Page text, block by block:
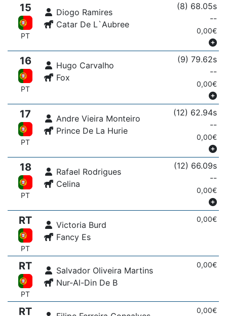
15
PT
Diogo Ramires
Catar De L`Aubree
(8) 68.05s
--
0,00€
16
PT
Hugo Carvalho
Fox
(9) 79.62s
--
0,00€
17
PT
Andre Vieira Monteiro
Prince De La Hurie
(12) 62.94s
--
0,00€
18
PT
Rafael Rodrigues
Celina
(12) 66.09s
--
0,00€
RT
PT
Victoria Burd
Fancy Es
0,00€
RT
PT
Salvador Oliveira Martins
Nur-Al-Din De B
0,00€
RT 0,00€